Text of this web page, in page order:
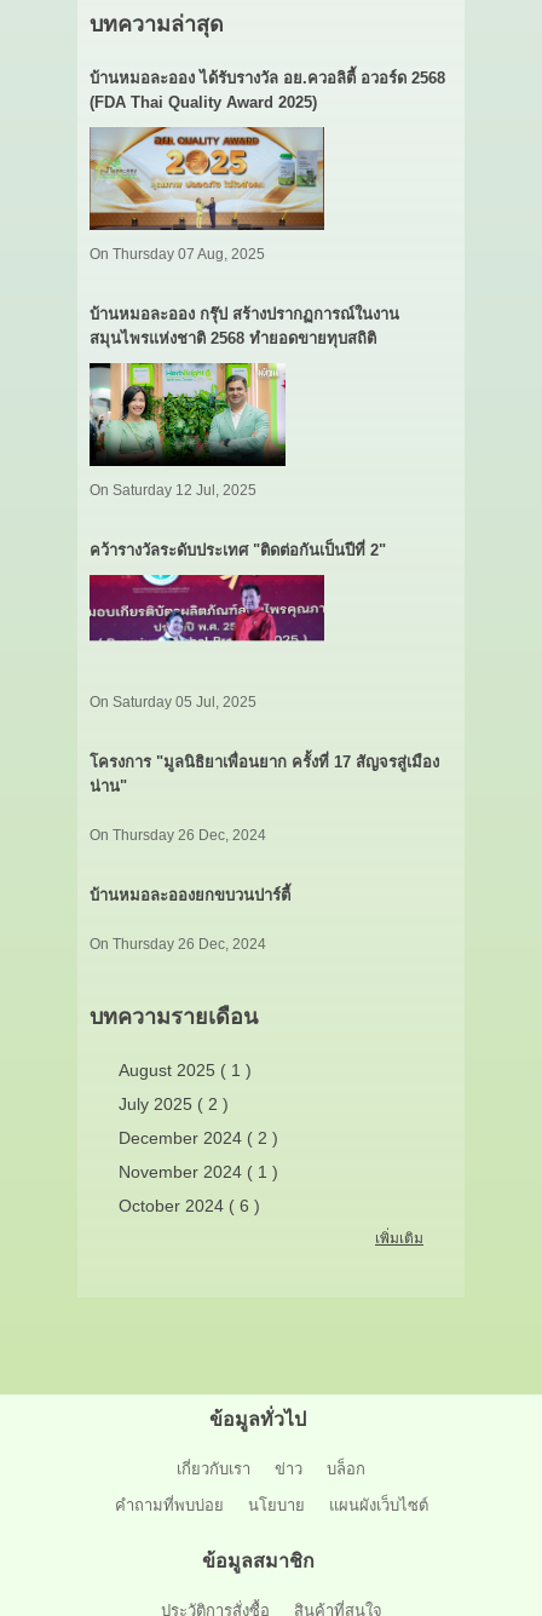
บทความล่าสุด
บ้านหมอละออง ได้รับรางวัล อย.ควอลิตี้ อวอร์ด 2568
(FDA Thai Quality Award 2025)
On Thursday 07 Aug, 2025
บ้านหมอละออง กรุ๊ป สร้างปรากฏการณ์ในงาน
สมุนไพรแห่งชาติ 2568 ทำยอดขายทุบสถิติ
On Saturday 12 Jul, 2025
คว้ารางวัลระดับประเทศ "ติดต่อกันเป็นปีที่ 2"
On Saturday 05 Jul, 2025
โครงการ "มูลนิธิยาเพื่อนยาก ครั้งที่ 17 สัญจรสู่เมือง
น่าน"
On Thursday 26 Dec, 2024
บ้านหมอละอองยกขบวนปาร์ตี้
On Thursday 26 Dec, 2024
บทความรายเดือน
August 2025 ( 1 )
July 2025 ( 2 )
December 2024 ( 2 )
November 2024 ( 1 )
October 2024 ( 6 )
เพิ่มเติม
ข้อมูลทั่วไป
เกี่ยวกับเรา ข่าว
บล็อก
คำถามที่พบบ่อย
นโยบาย แผนผังเว็บไซต์
ข้อมูลสมาชิก
ประวัติการสั่งซื้อ สินค้าที่สนใจ